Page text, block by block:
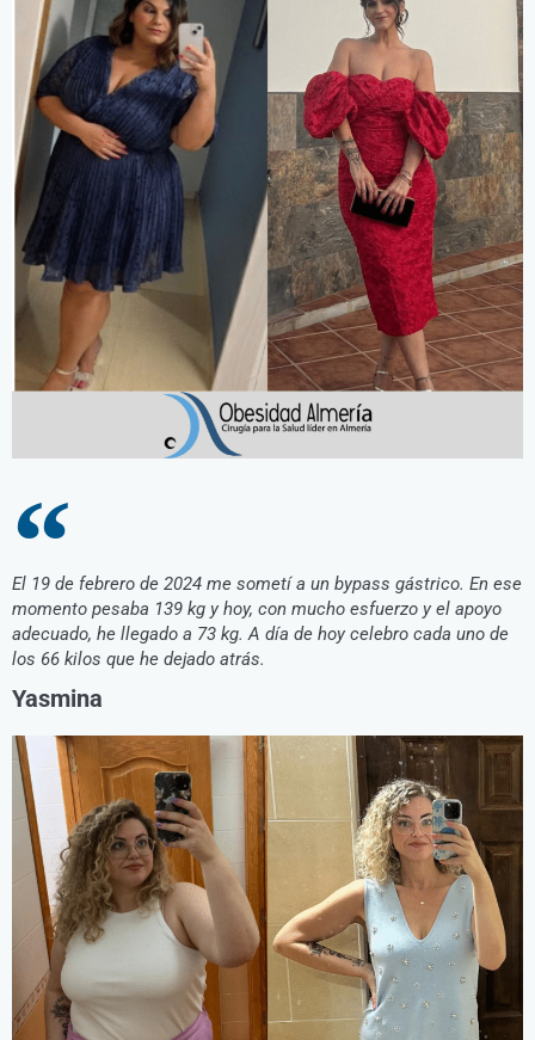
El 19 de febrero de 2024 me sometí a un bypass gástrico. En ese
momento pesaba 139 kg y hoy, con mucho esfuerzo y el apoyo
adecuado, he llegado a 73 kg. A día de hoy celebro cada uno de
los 66 kilos que he dejado atrás.
Yasmina